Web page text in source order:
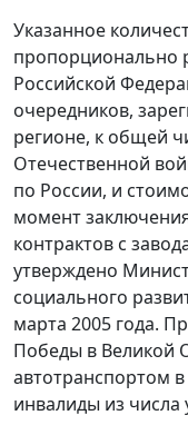
Указанное
пропорционально
Российской
очередников,
регионе, к общей
Отечественной
по России, и
момент
контрактов с
утверждено
социального
марта 2005 года.
Победы в Великой
автотранспортом
инвалиды из числа